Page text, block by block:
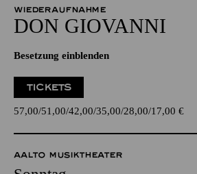
WIEDERAUFNAHME
DON GIO­VANNI
Besetzung einblenden
TICKETS
57,00 51,00 42,00 35,00 28,00 17,00 €
AALTO MUSIKTHEATER